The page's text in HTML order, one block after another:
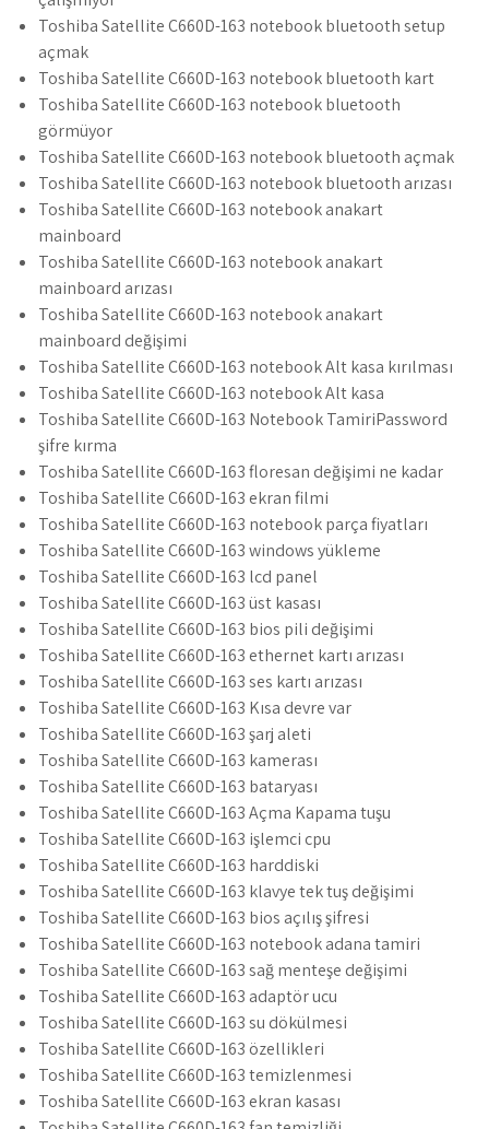
Toshiba Satellite C660D-163 notebook bluetooth setup
açmak
Toshiba Satellite C660D-163 notebook bluetooth kart
Toshiba Satellite C660D-163 notebook bluetooth
görmüyor
Toshiba Satellite C660D-163 notebook bluetooth açmak
Toshiba Satellite C660D-163 notebook bluetooth arızası
Toshiba Satellite C660D-163 notebook anakart
mainboard
Toshiba Satellite C660D-163 notebook anakart
mainboard arızası
Toshiba Satellite C660D-163 notebook anakart
mainboard değişimi
Toshiba Satellite C660D-163 notebook Alt kasa kırılması
Toshiba Satellite C660D-163 notebook Alt kasa
Toshiba Satellite C660D-163 Notebook TamiriPassword
şifre kırma
Toshiba Satellite C660D-163 floresan değişimi ne kadar
Toshiba Satellite C660D-163 ekran filmi
Toshiba Satellite C660D-163 notebook parça fiyatları
Toshiba Satellite C660D-163 windows yükleme
Toshiba Satellite C660D-163 lcd panel
Toshiba Satellite C660D-163 üst kasası
Toshiba Satellite C660D-163 bios pili değişimi
Toshiba Satellite C660D-163 ethernet kartı arızası
Toshiba Satellite C660D-163 ses kartı arızası
Toshiba Satellite C660D-163 Kısa devre var
Toshiba Satellite C660D-163 şarj aleti
Toshiba Satellite C660D-163 kamerası
Toshiba Satellite C660D-163 bataryası
Toshiba Satellite C660D-163 Açma Kapama tuşu
Toshiba Satellite C660D-163 işlemci cpu
Toshiba Satellite C660D-163 harddiski
Toshiba Satellite C660D-163 klavye tek tuş değişimi
Toshiba Satellite C660D-163 bios açılış şifresi
Toshiba Satellite C660D-163 notebook adana tamiri
Toshiba Satellite C660D-163 sağ menteşe değişimi
Toshiba Satellite C660D-163 adaptör ucu
Toshiba Satellite C660D-163 su dökülmesi
Toshiba Satellite C660D-163 özellikleri
Toshiba Satellite C660D-163 temizlenmesi
Toshiba Satellite C660D-163 ekran kasası